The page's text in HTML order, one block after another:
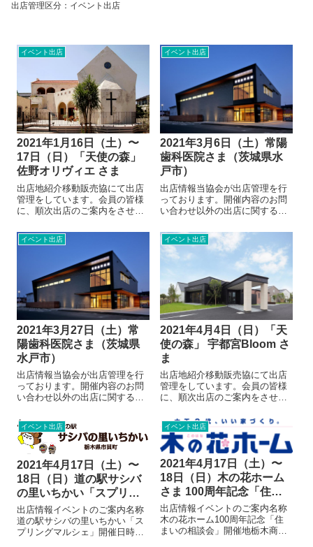
出店管理区分：イベント出店
イベント出店
2021年1月16日（土）〜
17日（日）「天使の森」
佐野オリヴィエ さま
出店地紹介移動販売協にて出店
管理をしています。会員の皆様
に、順次出店のご案内をさせて
ような写真館「天使の森 佐野
オリヴィエ」あなたの素敵な思
い出を・・・「天使の森 佐野オ
リヴィエ」は、家族の素敵な思
い出を残せるテ...
イベント出店
2021年3月6日（土）常陽
歯科医院さま（茨城県水
戸市）
出店情報当協会が出店管理を行
っております。開催内容のお問
い合わせ以外の出店に関するお
協会へお願いいたします。出店
に関するお問い合わせ開催地情
報（常陽歯科医院さま）2020年
5月12日 リニューアルオープ
ン電話02...
イベント出店
2021年3月27日（土）常
陽歯科医院さま（茨城県
水戸市）
出店情報当協会が出店管理を行
っております。開催内容のお問
い合わせ以外の出店に関するお
協会へお願いいたします。出店
に関するお問い合わせ開催地情
報（常陽歯科医院さま）2020年
5月12日 リニューアルオープ
ン電話02...
イベント出店
2021年4月4日（日）「天
使の森」 宇都宮Bloom さ
ま
出店地紹介移動販売協にて出店
管理をしています。会員の皆様
に、順次出店のご案内をさせて
ような写真館「天使の森 宇都宮
Bloom」あなたの素敵な思い出
を・・・「天使の森 佐野オリヴ
ィエ」は、家族の素敵な思い出
を残せ...
イベント出店
2021年4月17日（土）〜
18日（日）道の駅サシバ
の里いちかい「スプリン
グマルシェ」
出店情報イベントのご案内名称
道の駅サシバの里いちかい「ス
プリングマルシェ」開催日時２
イベント出店
2021年4月17日（土）〜
18日（日）木の花ホーム
さま 100周年記念「住ま
いの相談会」
出店情報イベントのご案内名称
木の花ホーム100周年記念「住
まいの相談会」開催地栃木商工